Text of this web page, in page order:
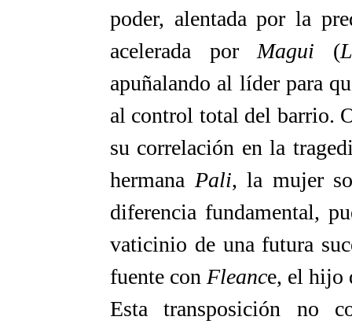
poder, alentada por la
acelerada por Magui (
apuñalando al líder para
al control total del barrio.
su correlación en la
hermana Pali, la mujer
diferencia fundamental,
vaticinio de una futura
fuente con Fleance, el hijo
Esta transposición no